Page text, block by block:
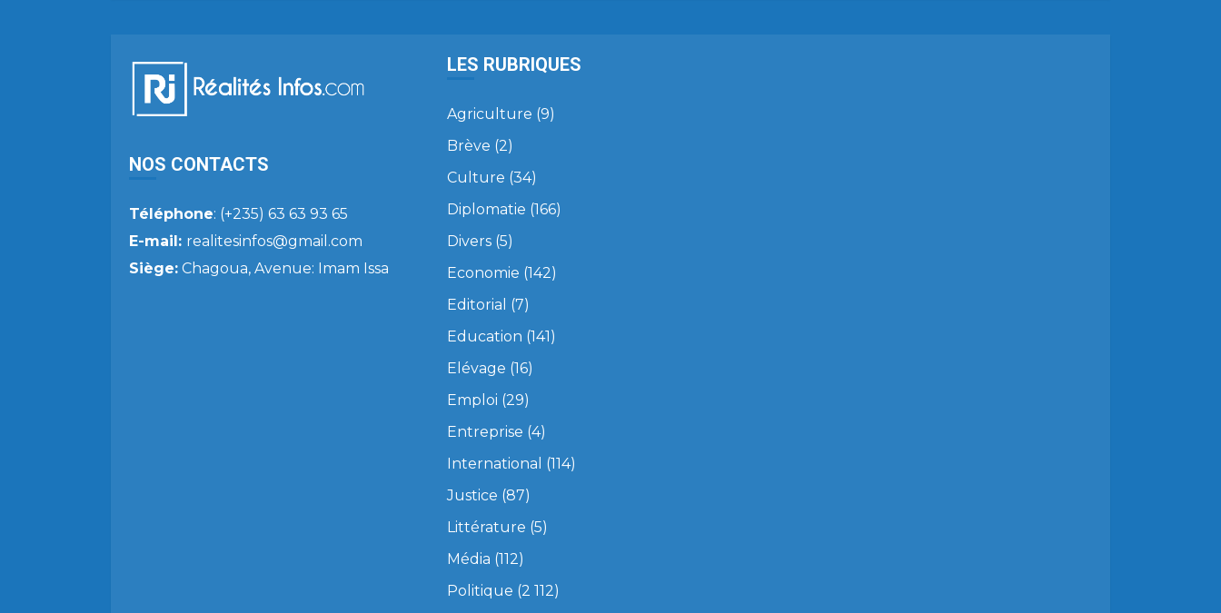
NOS CONTACTS
Téléphone: (+235) 63 63 93 65
E-mail: realitesinfos@gmail.com
Siège: Chagoua, Avenue: Imam Issa
LES RUBRIQUES
Agriculture (9)
Brève (2)
Culture (34)
Diplomatie (166)
Divers(5)
Economie (142)
Editorial (7)
Education (141)
Elévage (16)
Emploi (29)
Entreprise (4)
International (114)
Justice (87)
Littérature (5)
Média (112)
Politique (2 112)